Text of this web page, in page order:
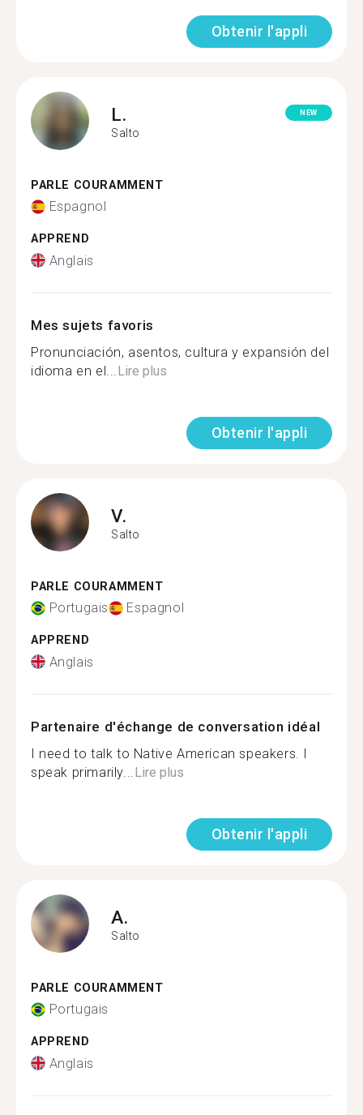
Obtenir l'appli
L.
Salto
NEW
PARLE COURAMMENT
Espagnol
APPREND
Anglais
Mes sujets favoris
Pronunciación, asentos, cultura y expansión del
idioma en el... Lire plus
Obtenir l'appli
V.
Salto
PARLE COURAMMENT
Portugais Espagnol
APPREND
Anglais
Partenaire d'échange de conversation idéal
I need to talk to Native American speakers. I
speak primarily... Lire plus
Obtenir l'appli
A.
Salto
PARLE COURAMMENT
Portugais
APPREND
Anglais